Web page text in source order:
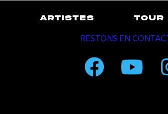
ARTISTES TOUR
RESTONS EN CONTACT